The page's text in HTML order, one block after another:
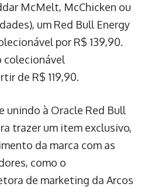
McMelt, McChicken ou
um Red Bull Energy
por R$ 139,90.
colecionável
de R$ 119,90.
unindo à Oracle Red Bull
trazer um item exclusivo,
da marca com as
como o
de marketing da Arcos